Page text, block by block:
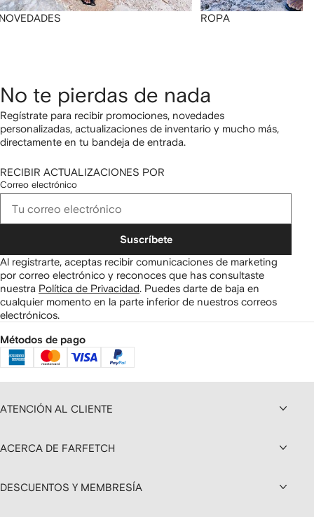
ROPA
No te pierdas de nada
Regístrate para recibir promociones, novedades
personalizadas, actualizaciones de inventario y mucho más,
directamente en tu bandeja de entrada.
RECIBIR ACTUALIZACIONES POR
Correo electrónico
Suscríbete
Al registrarte, aceptas recibir comunicaciones de marketing
por correo electrónico y reconoces que has consultaste
nuestra Política de Privacidad. Puedes darte de baja en
cualquier momento en la parte inferior de nuestros correos
electrónicos.
Métodos de pago
ATENCIÓN AL CLIENTE
ACERCA DE FARFETCH
DESCUENTOS Y MEMBRESÍA